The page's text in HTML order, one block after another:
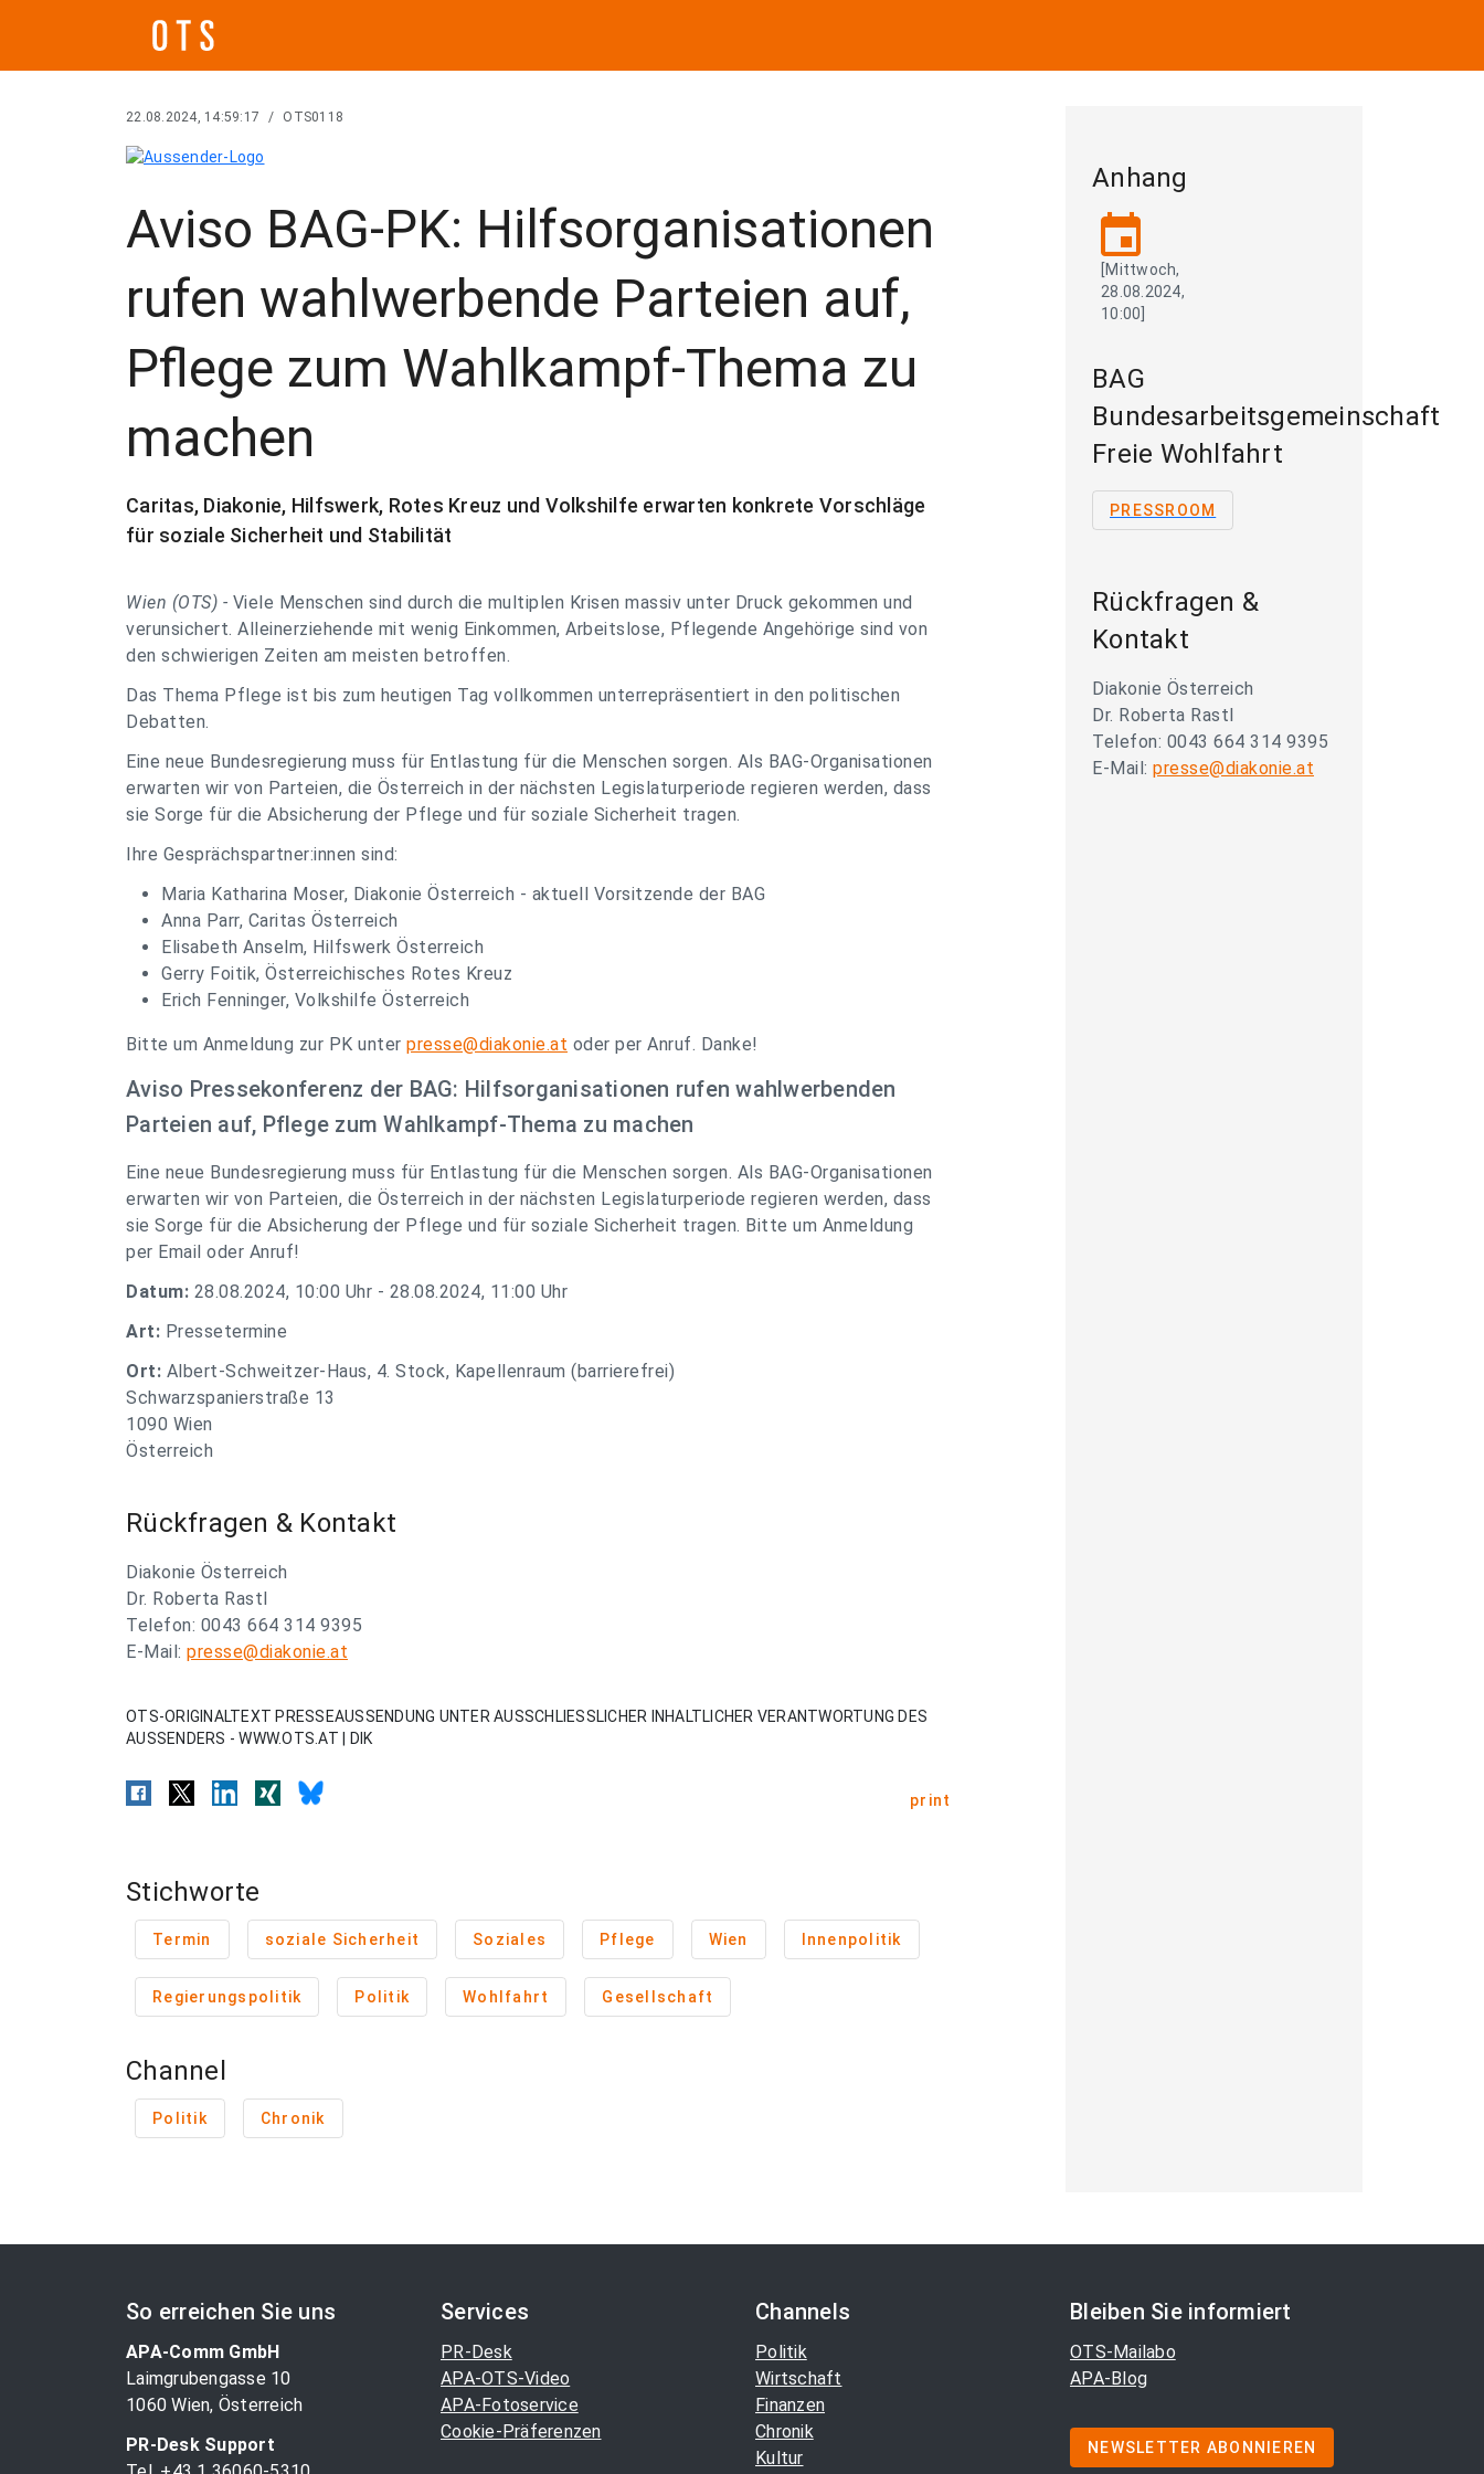
22.08.2024, 14:59:17 / OTS0118
Aviso BAG-PK: Hilfsorganisationen
rufen wahlwerbende Parteien auf,
Pflege zum Wahlkampf-Thema zu
machen
Caritas, Diakonie, Hilfswerk, Rotes Kreuz und Volkshilfe erwarten konkrete Vorschläge
für soziale Sicherheit und Stabilität
Wien (OTS) - Viele Menschen sind durch die multiplen Krisen massiv unter Druck gekommen und
verunsichert. Alleinerziehende mit wenig Einkommen, Arbeitslose, Pflegende Angehörige sind von
den schwierigen Zeiten am meisten betroffen.
Das Thema Pflege ist bis zum heutigen Tag vollkommen unterrepräsentiert in den politischen
Debatten.
Eine neue Bundesregierung muss für Entlastung für die Menschen sorgen. Als BAG-Organisationen
erwarten wir von Parteien, die Österreich in der nächsten Legislaturperiode regieren werden, dass
sie Sorge für die Absicherung der Pflege und für soziale Sicherheit tragen.
Ihre Gesprächspartner:innen sind:
Maria Katharina Moser, Diakonie Österreich - aktuell Vorsitzende der BAG
Anna Parr, Caritas Österreich
Elisabeth Anselm, Hilfswerk Österreich
Gerry Foitik, Österreichisches Rotes Kreuz
Erich Fenninger, Volkshilfe Österreich
Bitte um Anmeldung zur PK unter presse@diakonie.at oder per Anruf. Danke!
Aviso Pressekonferenz der BAG: Hilfsorganisationen rufen wahlwerbenden
Parteien auf, Pflege zum Wahlkampf-Thema zu machen
Eine neue Bundesregierung muss für Entlastung für die Menschen sorgen. Als BAG-Organisationen
erwarten wir von Parteien, die Österreich in der nächsten Legislaturperiode regieren werden, dass
sie Sorge für die Absicherung der Pflege und für soziale Sicherheit tragen. Bitte um Anmeldung
per Email oder Anruf!
Datum: 28.08.2024, 10:00 Uhr - 28.08.2024, 11:00 Uhr
Art: Pressetermine
Ort: Albert-Schweitzer-Haus, 4. Stock, Kapellenraum (barrierefrei)
Schwarzspanierstraße 13
1090 Wien
Österreich
Rückfragen & Kontakt
Diakonie Österreich
Dr. Roberta Rastl
Telefon: 0043 664 314 9395
E-Mail: presse@diakonie.at
OTS-ORIGINALTEXT PRESSEAUSSENDUNG UNTER AUSSCHLIESSLICHER INHALTLICHER VERANTWORTUNG DES
AUSSENDERS - WWW.OTS.AT | DIK
print
Stichworte
Termin soziale Sicherheit Soziales Pflege Wien Innenpolitik
Regierungspolitik Politik Wohlfahrt Gesellschaft
Channel
Politik Chronik
Anhang
event
[Mittwoch,
28.08.2024,
10:00]
BAG
Bundesarbeitsgemeinschaft
Freie Wohlfahrt
PRESSROOM
Rückfragen &
Kontakt
Diakonie Österreich
Dr. Roberta Rastl
Telefon: 0043 664 314 9395
E-Mail: presse@diakonie.at
So erreichen Sie uns
APA-Comm GmbH
Laimgrubengasse 10
1060 Wien, Österreich
PR-Desk Support
Services
PR-Desk
APA-OTS-Video
APA-Fotoservice
Cookie-Präferenzen
Channels
Politik
Wirtschaft
Finanzen
Chronik
Kultur
Bleiben Sie informiert
OTS-Mailabo
APA-Blog
NEWSLETTER ABONNIEREN